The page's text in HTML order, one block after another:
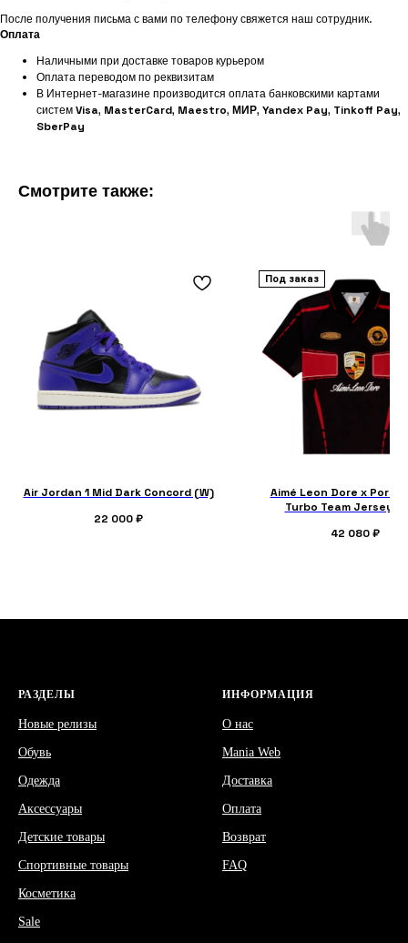
После получения письма с вами по телефону свяжется наш сотрудник.
Оплата
Наличными при доставке товаров курьером
Оплата переводом по реквизитам
В Интернет-магазине производится оплата банковскими картами
системVisa, MasterCard, Maestro, МИР, Yandex Pay, Tinkoff Pay,
SberPay
Смотрите также:
Air Jordan 1 Mid Dark Concord (W)
22 000₽
Под заказ
Aimé Leon Dore x
Turbo Team Jersey
42 080₽
РАЗДЕЛЫ
Новые релизы
Обувь
Одежда
Аксессуары
Детские товары
Спортивные товары
Косметика
Sale
ИНФОРМАЦИЯ
О нас
Mania Web
Доставка
Оплата
Возврат
FAQ